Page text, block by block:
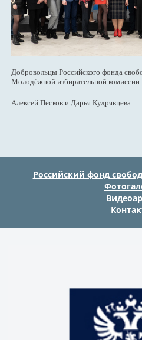
Добровольцы Российского фонда
Молодёжной избирательной комиссии
Алексей Песков и Дарья Кудрявцева
Российский фонд